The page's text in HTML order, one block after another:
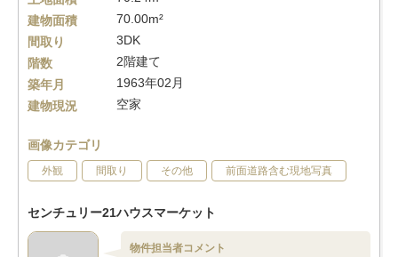
建物面積
70.00m²
間取り
3DK
階数
2階建て
築年月
1963年02月
建物現況
空家
画像カテゴリ
外観 間取り その他 前面道路含む現地写真
センチュリー21ハウスマーケット
物件担当者コメント